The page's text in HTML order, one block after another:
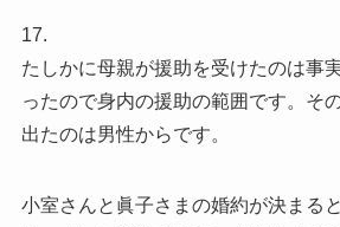
17.
たしかに母親が援助を受けたのは事
ったので身内の援助の範囲です。そ
出たのは男性からです。
小室さんと眞子さまの婚約が決まる